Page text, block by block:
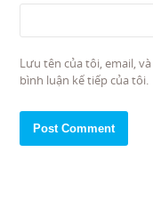
Lưu tên của tôi, email,
bình luận kế tiếp của tôi.